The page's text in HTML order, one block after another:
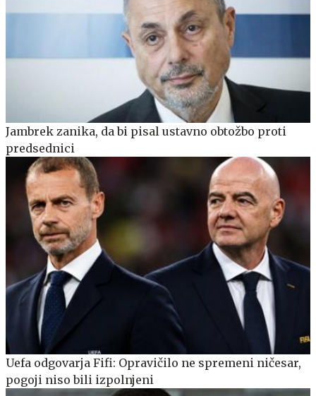
Jambrek zanika, da bi pisal ustavno obtožbo proti
predsednici
Uefa odgovarja Fifi: Opravičilo ne spremeni ničesar,
pogoji niso bili izpolnjeni